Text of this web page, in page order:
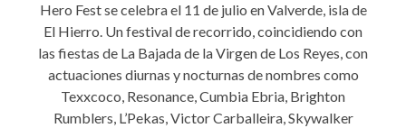
Hero Fest se celebra el 11 de julio en Valverde, isla de
El Hierro. Un festival de recorrido, coincidiendo con
las fiestas de La Bajada de la Virgen de Los Reyes, con
actuaciones diurnas y nocturnas de nombres como
Texxcoco, Resonance, Cumbia Ebria, Brighton
Rumblers, L’Pekas, Victor Carballeira, Skywalker